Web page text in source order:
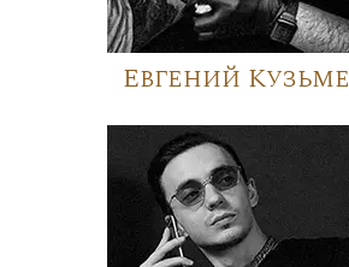
Евгений